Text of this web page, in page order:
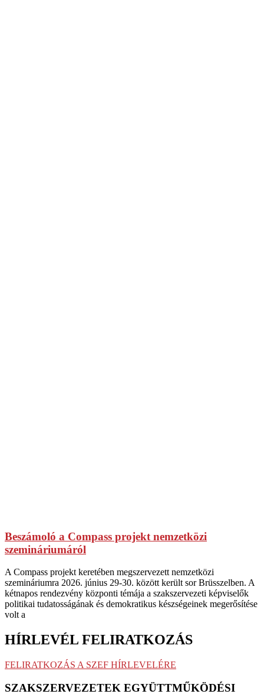
Beszámoló a Compass projekt nemzetközi
szemináriumáról
A Compass projekt keretében megszervezett nemzetközi
szemináriumra 2026. június 29-30. között került sor Brüsszelben. A
kétnapos rendezvény központi témája a szakszervezeti képviselők
politikai tudatosságának és demokratikus készségeinek megerősítése
volt a
HÍRLEVÉL FELIRATKOZÁS
FELIRATKOZÁS A SZEF HÍRLEVELÉRE
SZAKSZERVEZETEK EGYÜTTMŰKÖDÉSI